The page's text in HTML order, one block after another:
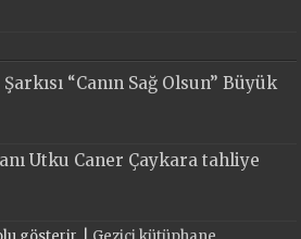
“Canın Sağ Olsun” Büyük
Utku Caner Çaykara tahliye